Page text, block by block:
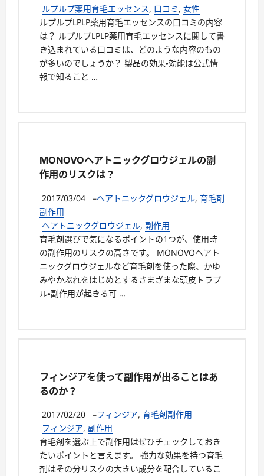
ルプルプ薬用育毛エッセンス, 口コミ, 女性
ルプルプLPLP薬用育毛エッセンスの口コミの内容
は？ ルプルプLPLP薬用育毛エッセンスに関して書
き込まれている口コミは、どのような内容のもの
が多いのでしょうか？ 製品の効果・効能は公式情
報で知ること …
MONOVOヘアトニックグロウジェルの副
作用のリスクは？
2017/03/04 –ヘアトニックグロウジェル, 育毛剤
副作用
ヘアトニックグロウジェル, 副作用
育毛剤選びで気になるポイントの1つが、使用時
の副作用のリスクの高さです。 MONOVOヘアト
ニックグロウジェルなど育毛剤を使った際、かゆ
みやかぶれをはじめとするさまざまな頭皮トラブ
ル・副作用が起きる可 …
フィンジアを使って副作用が出ることはあ
るのか？
2017/02/20 –フィンジア, 育毛剤副作用
フィンジア, 副作用
育毛剤を選ぶ上で副作用はぜひチェックしておき
たいポイントと言えます。 強力な効果を持つ育毛
剤はその分リスクの大きい成分を配合しているこ